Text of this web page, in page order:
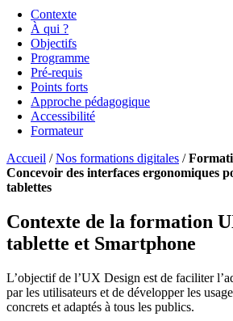
Contexte
À qui ?
Objectifs
Programme
Pré-requis
Points forts
Approche pédagogique
Accessibilité
Formateur
Accueil /Nos formations digitales /
Concevoir des interfaces ergonomiques
tablettes
Contexte de la formation
tablette et Smartphone
L’objectif de l’UX Design est de faciliter
par les utilisateurs et de développer les
concrets et adaptés à tous les publics.